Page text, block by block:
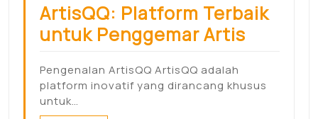
ArtisQQ: Platform Terbaik
untuk Penggemar Artis
Pengenalan ArtisQQ ArtisQQ adalah
platform inovatif yang dirancang khusus
untuk…